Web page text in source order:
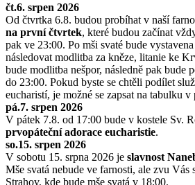
čt.6. srpen 2026
Od čtvrtka 6.8. budou probíhat v naší
na první čtvrtek, které budou začínat
pak ve 23:00. Po mši svaté bude
následovat modlitba za kněze, litanie ke
bude modlitba nešpor, následně pak bude
do 23:00. Pokud byste se chtěli podílet
eucharistí, je možné se zapsat na tabulku v
pá.7. srpen 2026
V pátek 7.8. od 17:00 bude v kostele Sv.
prvopáteční adorace eucharistie.
so.15. srpen 2026
V sobotu 15. srpna 2026 je slavnost
Mše svatá nebude ve farnosti, ale zvu Vás
Strahov, kde bude mše svatá v 18:00.